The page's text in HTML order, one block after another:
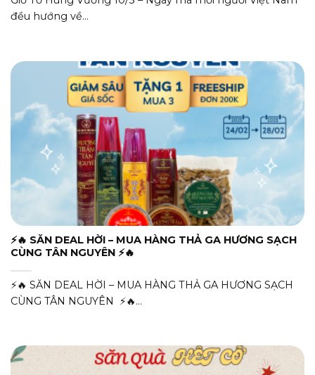
đều hướng về...
⚡🔥 SĂN DEAL HỜI – MUA HÀNG THẢ GA HƯƠNG SẠCH
CÙNG TÂN NGUYÊN ⚡🔥
⚡🔥 SĂN DEAL HỜI – MUA HÀNG THẢ GA HƯƠNG SẠCH
CÙNG TÂN NGUYÊN ⚡🔥...